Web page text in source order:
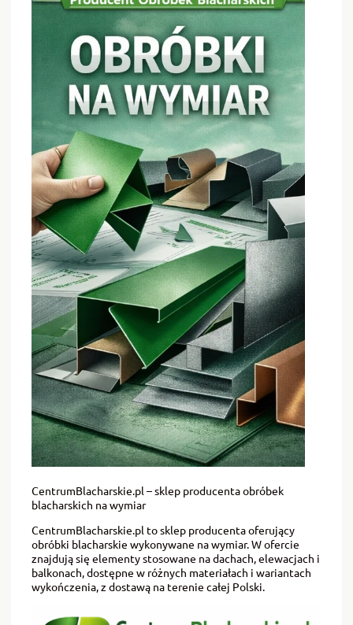
CentrumBlacharskie.pl – sklep producenta obróbek
blacharskich na wymiar
CentrumBlacharskie.pl to sklep producenta oferujący
obróbki blacharskie wykonywane na wymiar. W ofercie
znajdują się elementy stosowane na dachach, elewacjach i
balkonach, dostępne w różnych materiałach i wariantach
wykończenia, z dostawą na terenie całej Polski.